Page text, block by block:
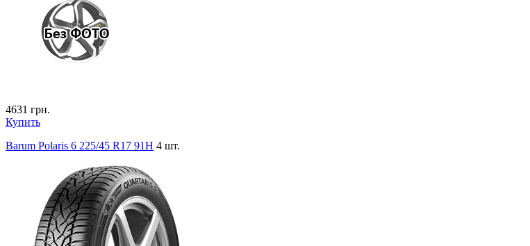
4631 грн.
Купить
Barum Polaris 6 225/45 R17 91H 4 шт.